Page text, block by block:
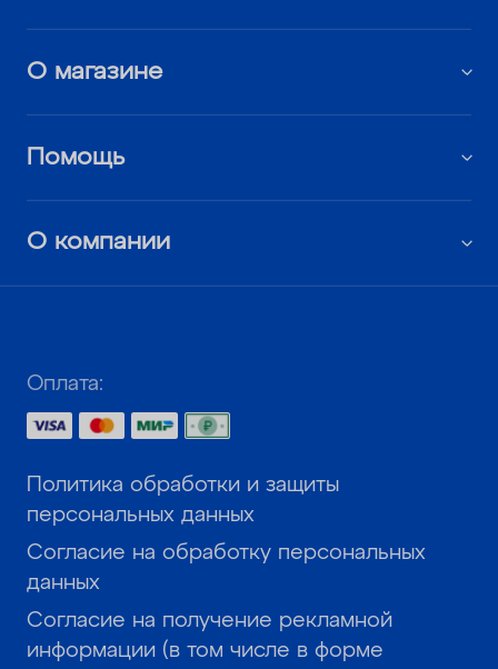
О магазине
Помощь
О компании
Оплата:
Политика обработки и защиты
персональных данных
Согласие на обработку персональных
данных
Согласие на получение рекламной
информации (в том числе в форме